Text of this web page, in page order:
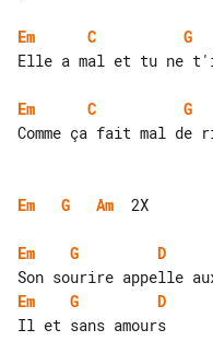
Em C G
Elle a mal et tu ne
Em C G
Comme ça fait mal
Em G Am
  2X
Em G D
Em
G D
Il et sans amours